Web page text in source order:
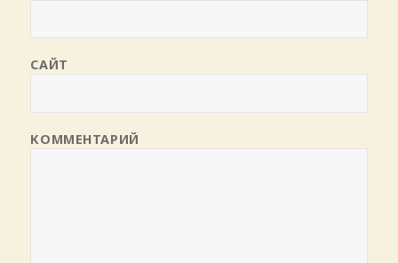
САЙТ
КОММЕНТАРИЙ